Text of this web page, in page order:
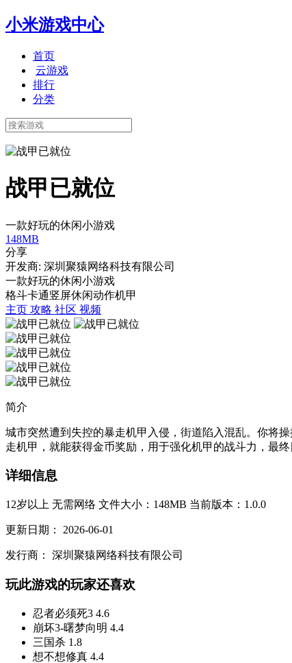
小米游戏中心
首页
云游戏
排行
分类
战甲已就位
一款好玩的休闲小游戏
148MB
分享
开发商: 深圳聚猿网络科技有限公司
一款好玩的休闲小游戏
格斗卡通竖屏休闲动作机甲
主页 攻略 社区 视频
简介
城市突然遭到失控的暴走机甲入侵，街道陷入混乱。你将
走机甲，就能获得金币奖励，用于强化机甲的战斗力，最
详细信息
12岁以上 无需网络 文件大小：148MB 当前版本：1.0.0
更新日期： 2026-06-01
发行商： 深圳聚猿网络科技有限公司
玩此游戏的玩家还喜欢
忍者必须死3 4.6
崩坏3-曙梦向明 4.4
三国杀 1.8
想不想修真 4.4